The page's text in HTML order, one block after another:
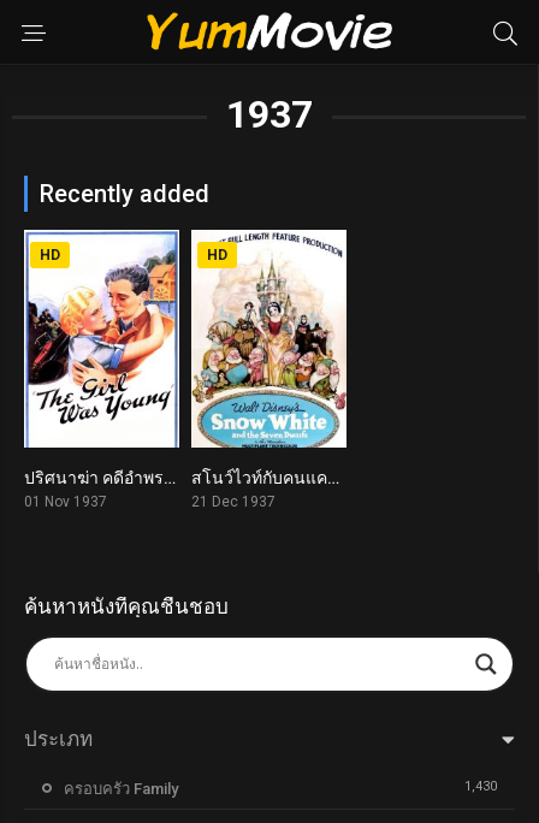
1937
Recently added
6.9
HD
ปริศนาฆ่า คดีอําพราง Young and Innocent (1937)
01 Nov 1937
7.6
HD
สโนว์ไวท์กับคนแคระทั้งเจ็ด Snow White and the Seven Dwarfs (1937)
21 Dec 1937
ค้นหาหนังที่คุณชื่นชอบ
ประเภท
ครอบครัว Family 1,430